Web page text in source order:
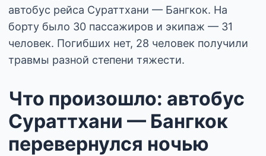
автобус рейса Сураттхани — Бангкок. На
борту было 30 пассажиров и экипаж — 31
человек. Погибших нет, 28 человек получили
травмы разной степени тяжести.
Что произошло: автобус
Сураттхани — Бангкок
перевернулся ночью